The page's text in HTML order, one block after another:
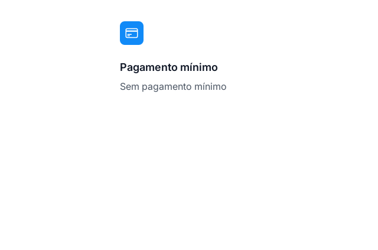
Pagamento mínimo
Sem pagamento mínimo